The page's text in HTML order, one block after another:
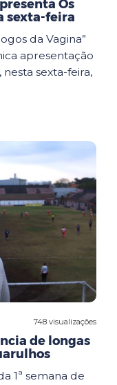
Os
sexta-feira
da Vagina”
apresentação
sexta-feira,
748 visualizações
de longas
1ª semana de